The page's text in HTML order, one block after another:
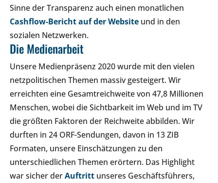
Sinne der Transparenz auch einen monatlichen
Cashflow-Bericht auf der Website und in den
sozialen Netzwerken.
Die Medienarbeit
Unsere Medienpräsenz 2020 wurde mit den vielen
netzpolitischen Themen massiv gesteigert. Wir
erreichten eine Gesamtreichweite von 47,8 Millionen
Menschen, wobei die Sichtbarkeit im Web und im TV
die größten Faktoren der Reichweite abbilden. Wir
durften in 24 ORF-Sendungen, davon in 13 ZIB
Formaten, unsere Einschätzungen zu den
unterschiedlichen Themen erörtern. Das Highlight
war sicher derAuftritt unseres Geschäftsführers,